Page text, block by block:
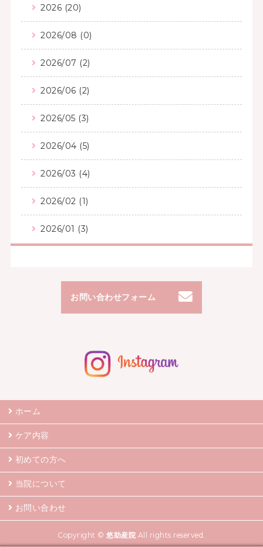
2026 (20)
2026/08 (0)
2026/07 (2)
2026/06 (2)
2026/05 (3)
2026/04 (5)
2026/03 (4)
2026/02 (1)
2026/01 (3)
お問い合わせフォーム
ホーム
ケア内容
初めての方へ
当院について
お問い合わせ
Copyright ©悠助産院 All rights reserved.